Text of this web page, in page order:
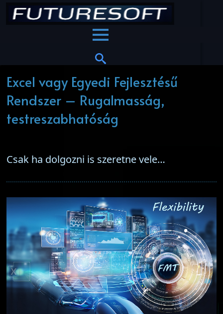
Excel vagy Egyedi Fejlesztésű
Rendszer – Rugalmasság,
testreszabhatóság
Csak ha dolgozni is szeretne vele…